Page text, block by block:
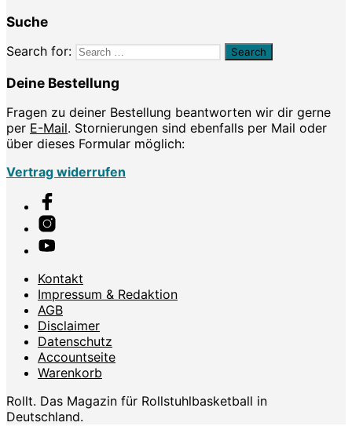
Suche
Search for:
Deine Bestellung
Fragen zu deiner Bestellung beantworten wir dir gerne
per E-Mail. Stornierungen sind ebenfalls per Mail oder
über dieses Formular möglich:
Vertrag widerrufen
Kontakt
Impressum & Redaktion
AGB
Disclaimer
Datenschutz
Accountseite
Warenkorb
Rollt. Das Magazin für Rollstuhlbasketball in
Deutschland.